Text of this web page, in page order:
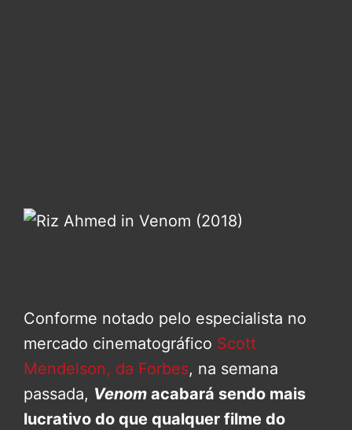
Conforme notado pelo especialista no
mercado cinematográfico Scott
Mendelson, da Forbes, na semana
passada, Venom acabará sendo mais
lucrativo do que qualquer filme do